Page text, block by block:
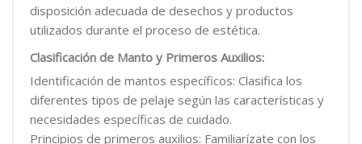
disposición adecuada de desechos y productos
utilizados durante el proceso de estética.
Clasificación de Manto y Primeros Auxilios:
Identificación de mantos específicos: Clasifica los
diferentes tipos de pelaje según las características y
necesidades específicas de cuidado.
Principios de primeros auxilios: Familiarízate con los